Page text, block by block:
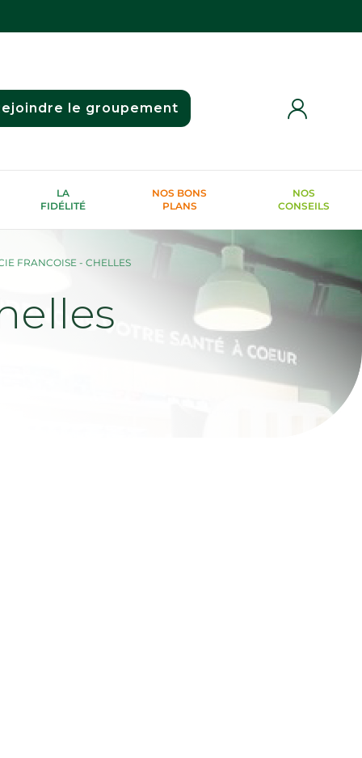
le groupement
LA
FIDÉLITÉ
NOS BONS
PLANS
NOS
CONSEILS
FRANCOISE - CHELLES